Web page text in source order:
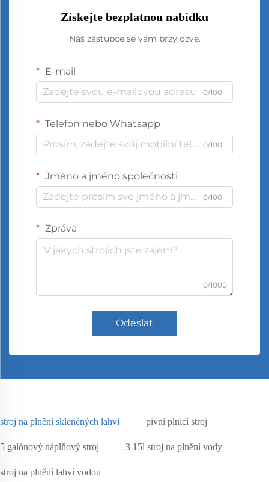
Získejte bezplatnou nabídku
Náš zástupce se vám brzy ozve.
E-mail
0/100
Telefon nebo Whatsapp
0/100
Jméno a jméno společnosti
0/100
Zpráva
0/1000
Odeslat
stroj na plnění skleněných lahví pivní plnicí stroj
5 galónový náplňový stroj 3 15l stroj na plnění vody
stroj na plnění lahví vodou